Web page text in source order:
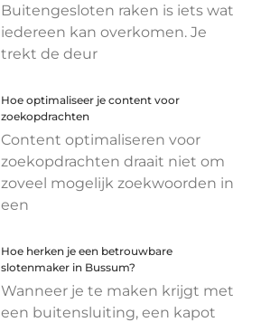
Buitengesloten raken is iets wat
iedereen kan overkomen. Je
trekt de deur
Hoe optimaliseer je content voor
zoekopdrachten
Content optimaliseren voor
zoekopdrachten draait niet om
zoveel mogelijk zoekwoorden in
een
Hoe herken je een betrouwbare
slotenmaker in Bussum?
Wanneer je te maken krijgt met
een buitensluiting, een kapot